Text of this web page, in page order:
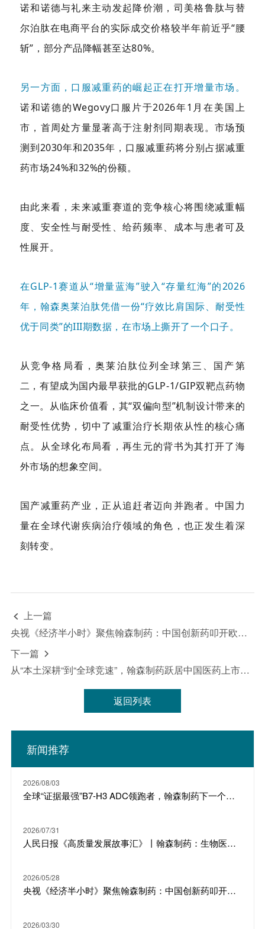
诺和诺德与礼来主动发起降价潮，司美格鲁肽与替
尔泊肽在电商平台的实际成交价格较半年前近乎“腰
斩”，部分产品降幅甚至达80%。
另一方面，口服减重药的崛起正在打开增量市场。
诺和诺德的Wegovy口服片于2026年1月在美国上
市，首周处方量显著高于注射剂同期表现。市场预
测到2030年和2035年，口服减重药将分别占据减重
药市场24%和32%的份额。
由此来看，未来减重赛道的竞争核心将围绕减重幅
度、安全性与耐受性、给药频率、成本与患者可及
性展开。
在GLP-1赛道从“增量蓝海”驶入“存量红海”的2026
年，翰森奥莱泊肽凭借一份“疗效比肩国际、耐受性
优于同类”的III期数据，在市场上撕开了一个口子。
从竞争格局看，奥莱泊肽位列全球第三、国产第
二，有望成为国内最早获批的GLP-1/GIP双靶点药物
之一。从临床价值看，其“双偏向型”机制设计带来的
耐受性优势，切中了减重治疗长期依从性的核心痛
点。从全球化布局看，再生元的背书为其打开了海
外市场的想象空间。
国产减重药产业，正从追赶者迈向并跑者。中国力
量在全球代谢疾病治疗领域的角色，也正发生着深
刻转变。
 上一篇
央视《经济半小时》聚焦翰森制药：中国创新药叩开欧美大门
下一篇 
从“本土深耕“到“全球竞速”，翰森制药跃居中国医药上市公司竞争力榜单第二名
返回列表
新闻推荐
2026/08/03
全球“证据最强”B7-H3 ADC领跑者，翰森制药下一个明星产品
2026/07/31
人民日报《高质量发展故事汇》丨翰森制药：生物医药 从“跟随”到“引领”
2026/05/28
央视《经济半小时》聚焦翰森制药：中国创新药叩开欧美大门
2026/03/30